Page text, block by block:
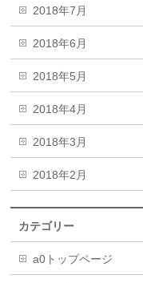
2018年7月
2018年6月
2018年5月
2018年4月
2018年3月
2018年2月
カテゴリー
a0トップページ